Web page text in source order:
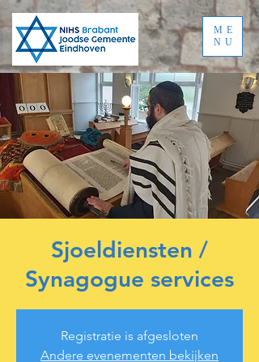
ME
NU
Sjoeldiensten /
Synagogue services
Registratie is afgesloten
Andere evenementen bekijken